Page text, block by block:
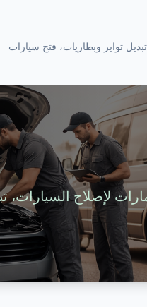
تبديل تواير وبطاريات، فتح سيارات
في جميع الإمارات لإصلاح